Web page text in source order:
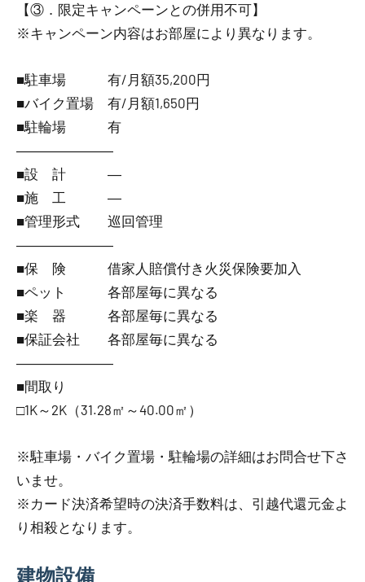
【③．限定キャンペーンとの併用不可】
※キャンペーン内容はお部屋により異なります。
■駐車場 有/月額35,200円
■バイク置場 有/月額1,650円
■駐輪場 有
―――――――
■設 計 ―
■施 工 ―
■管理形式 巡回管理
―――――――
■保 険 借家人賠償付き火災保険要加入
■ペット 各部屋毎に異なる
■楽 器 各部屋毎に異なる
■保証会社 各部屋毎に異なる
―――――――
■間取り
□1K～2K（31.28㎡～40.00㎡）
※駐車場・バイク置場・駐輪場の詳細はお問合せ下さ
いませ。
※カード決済希望時の決済手数料は、引越代還元金よ
り相殺となります。
建物設備